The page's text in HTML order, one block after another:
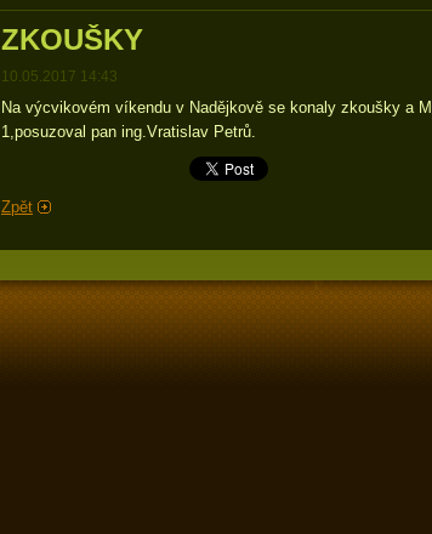
ZKOUŠKY
10.05.2017 14:43
Na výcvikovém víkendu v Nadějkově se konaly zkoušky a
1,posuzoval pan ing.Vratislav Petrů.
Zpět